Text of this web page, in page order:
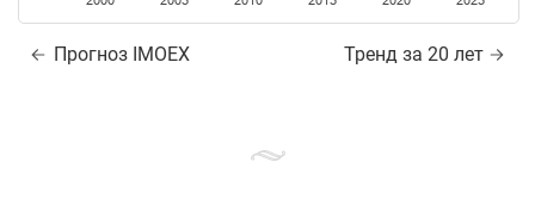
Прогноз IMOEX Тренд за 20 лет